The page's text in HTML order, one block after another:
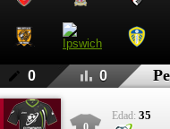
0 0
Edad: 35